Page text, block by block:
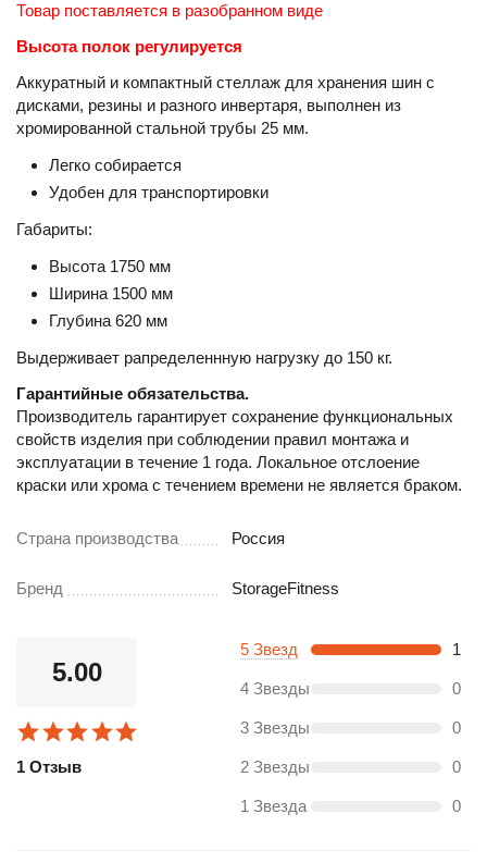
Товар поставляется в разобранном виде
Высота полок регулируется
Аккуратный и компактный стеллаж для хранения шин с
дисками, резины и разного инвертаря, выполнен из
хромированной стальной трубы 25 мм.
Легко собирается
Удобен для транспортировки
Габариты:
Высота 1750 мм
Ширина 1500 мм
Глубина 620 мм
Выдерживает рапределеннную нагрузку до 150 кг.
Гарантийные обязательства.
Производитель гарантирует сохранение функциональных
свойств изделия при соблюдении правил монтажа и
эксплуатации в течение 1 года. Локальное отслоение
краски или хрома с течением времени не является браком.
Страна производства Россия
Бренд StorageFitness
5.00
1 Отзыв
5 Звезд 1
4 Звезды 0
3 Звезды 0
2 Звезды 0
1 Звезда 0